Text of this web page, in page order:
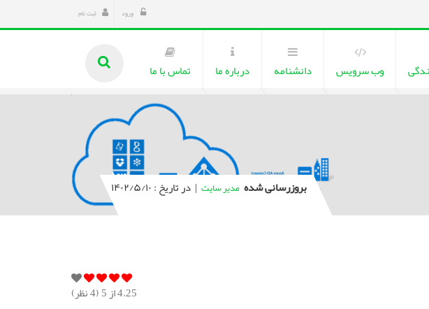
ورود ثبت نام
وب سرویس دانشنامه درباره ما تماس با ما
بروزرسانی شده مدیر سایت | در تاریخ : ۱۴۰۲/۵/۱۰
4.25از 5 ( 4نظر)